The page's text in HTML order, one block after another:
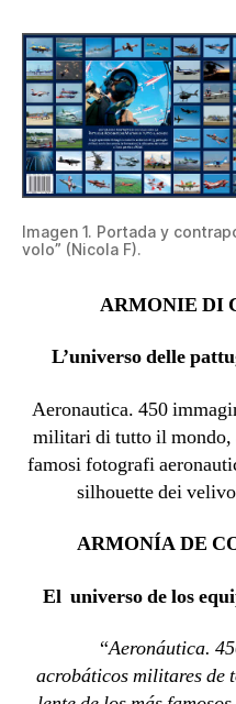
Imagen 1. Portada y
volo” (Nicola F).
ARMONIE DI
L’universo delle
Aeronautica. 450
militari di tutto il mondo,
famosi fotografi
silhouette dei
ARMONÍA DE
El universo de los
“Aeronáutica.
acrobáticos militares de